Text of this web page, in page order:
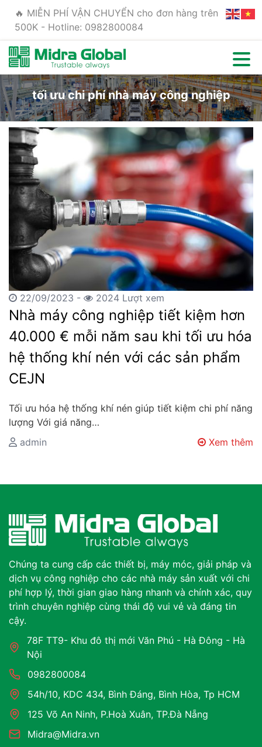
🔥 MIỄN PHÍ VẬN CHUYỂN cho đơn hàng trên
500K - Hotline: 0982800084
tối ưu chi phí nhà máy công nghiệp
22/09/2023 - 2024 Lượt xem
Nhà máy công nghiệp tiết kiệm hơn
40.000 € mỗi năm sau khi tối ưu hóa
hệ thống khí nén với các sản phẩm
CEJN
Tối ưu hóa hệ thống khí nén giúp tiết kiệm chi phí năng
lượng Với giá năng…
admin
Xem thêm
Chúng ta cung cấp các thiết bị, máy móc, giải pháp và
dịch vụ công nghiệp cho các nhà máy sản xuất với chi
phí hợp lý, thời gian giao hàng nhanh và chính xác, quy
trình chuyên nghiệp cùng thái độ vui vẻ và đáng tin
cậy.
78F TT9- Khu đô thị mới Văn Phú - Hà Đông - Hà
Nội
0982800084
54h/10, KDC 434, Bình Đáng, Bình Hòa, Tp HCM
125 Võ An Ninh, P.Hoà Xuân, TP.Đà Nẵng
Midra@Midra.vn